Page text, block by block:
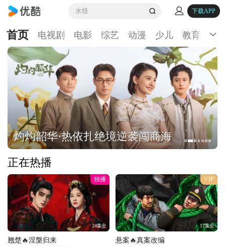
水怪 下载APP
首页 电视剧 电影 综艺 动漫 少儿 教育 生
灼灼韶华·热依扎绝境逆袭闯商海
正在热播
独播
24集全
翘楚🔥涅槃归来
VIP
17集全
悬案🔥真案改编